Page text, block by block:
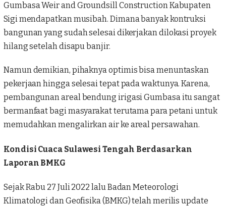
Gumbasa Weir and Groundsill Construction Kabupaten
Sigi mendapatkan musibah. Dimana banyak kontruksi
bangunan yang sudah selesai dikerjakan dilokasi proyek
hilang setelah disapu banjir.
Namun demikian, pihaknya optimis bisa menuntaskan
pekerjaan hingga selesai tepat pada waktunya. Karena,
pembangunan areal bendung irigasiGumbasaitu sangat
bermanfaat bagi masyarakat terutama para petani untuk
memudahkan mengalirkan air ke areal persawahan.
Kondisi Cuaca Sulawesi Tengah Berdasarkan
Laporan BMKG
Sejak Rabu 27 Juli 2022 lalu Badan Meteorologi
Klimatologi dan Geofisika (BMKG) telah merilis update